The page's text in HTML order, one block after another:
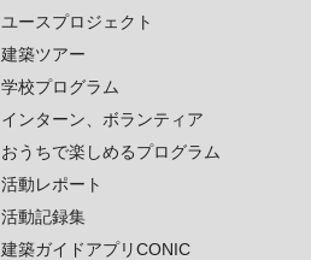
ユースプロジェクト
建築ツアー
学校プログラム
インターン、ボランティア
おうちで楽しめるプログラム
活動レポート
活動記録集
建築ガイドアプリCONIC